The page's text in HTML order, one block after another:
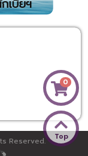
0
Top
Reserved.